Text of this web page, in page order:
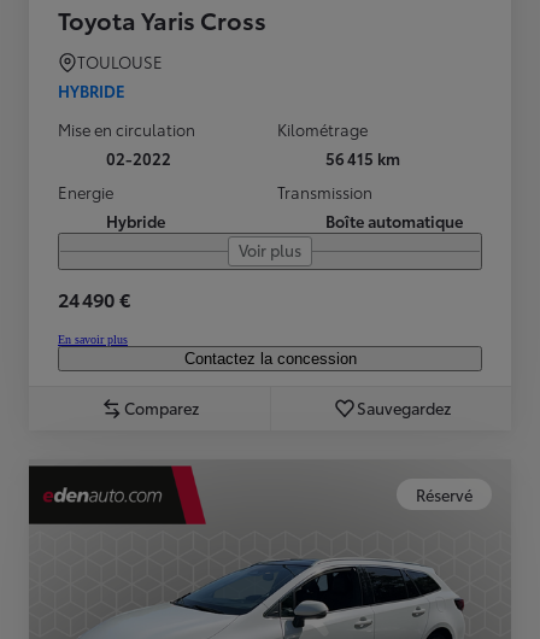
Toyota Yaris Cross
TOULOUSE
HYBRIDE
Mise en circulation
02-2022
Kilométrage
56 415 km
Energie
Hybride
Transmission
Boîte automatique
Voir plus
24 490 €
En savoir plus
Contactez la concession
Comparez Sauvegardez
Réservé